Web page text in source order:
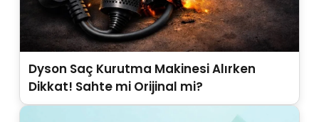
Dyson Saç Kurutma Makinesi Alırken
Dikkat! Sahte mi Orijinal mi?